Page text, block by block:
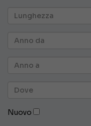
Nuovo